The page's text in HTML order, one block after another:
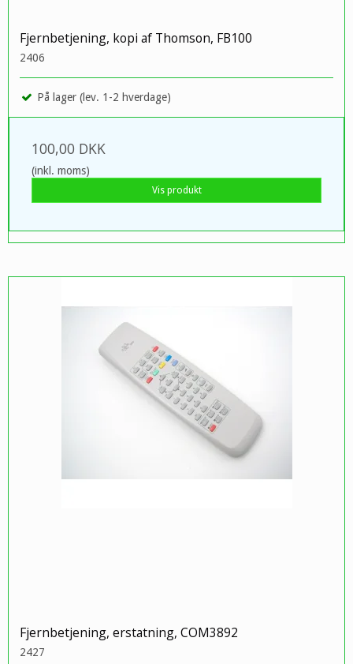
Fjernbetjening, kopi af Thomson, FB100
2406
På lager (lev. 1-2 hverdage)
100,00 DKK
(inkl. moms)
Vis produkt
Fjernbetjening, erstatning, COM3892
2427